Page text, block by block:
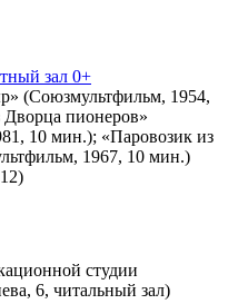
зал 0+
(Союзмультфильм, 1954,
пионеров»
10 мин.); «Паровозик из
1967, 10 мин.)
студии
6, читальный зал)